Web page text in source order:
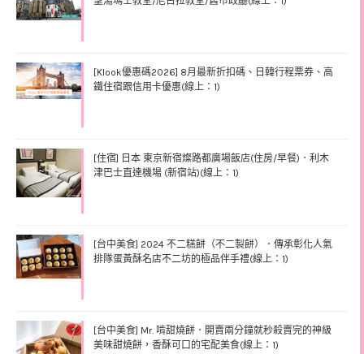
[Klook優惠碼2026] 8月最新折扣碼、日韓行程票券、高
鐵住宿跟信用卡優惠(線上：1)
[住宿] 日本 東京新宿燦路都廣場飯店(住房/早餐)．利木
津巴士直達機場 (新宿站)(線上：1)
[台中美食] 2024 不二糕餅（不二製餅）．傳承彰化人氣
排隊蛋黃酥名店不二坊的極品伴手禮(線上：1)
[台中美食] Mr. 啃甜燒餅．開賣兩分鐘就秒殺賣完的神級
美味甜燒餅，香酥可口的宅配美食(線上：1)